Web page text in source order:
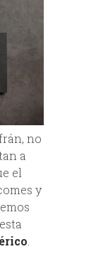
no
a
el
y